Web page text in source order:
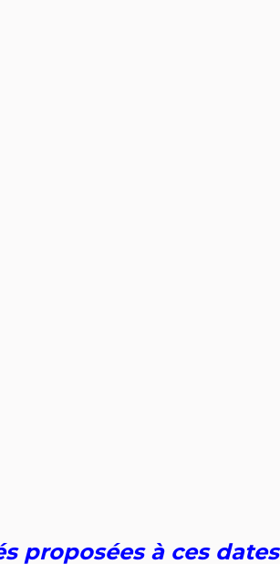
proposées à ces dates